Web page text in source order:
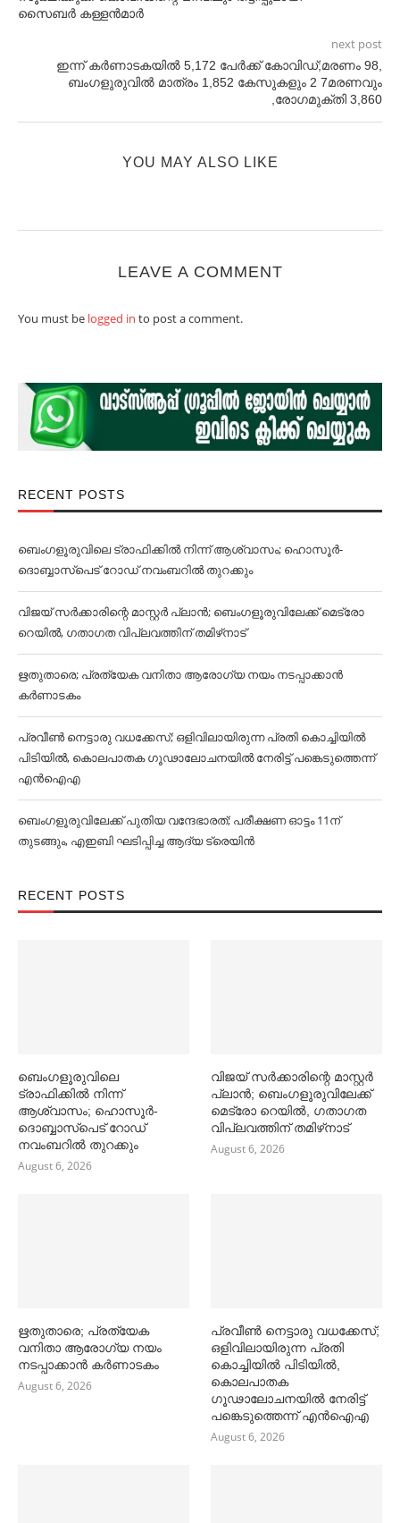
സൈബര്‍ കള്ളന്‍മാര്‍
next post
ഇന്ന് കർണാടകയിൽ 5,172 പേർക്ക് കോവിഡ്;മരണം 98,
ബംഗളുരുവിൽ മാത്രം 1,852 കേസുകളും 2 7മരണവും
,രോഗമുക്തി 3,860
YOU MAY ALSO LIKE
LEAVE A COMMENT
You must be logged in to post a comment.
RECENT POSTS
ബെംഗളൂരുവിലെ ട്രാഫിക്കില്‍ നിന്ന് ആശ്വാസം; ഹൊസൂര്‍-
ദൊബ്ബാസ്പെട് റോഡ് നവംബറില്‍ തുറക്കും
വിജയ് സര്‍ക്കാരിന്റെ മാസ്റ്റര്‍ പ്ലാന്‍; ബെംഗളൂരുവിലേക്ക് മെട്രോ
റെയില്‍, ഗതാഗത വിപ്ലവത്തിന് തമിഴ്‌നാട്
ഋതുതാരെ; പ്രത്യേക വനിതാ ആരോഗ്യ നയം നടപ്പാക്കാൻ
കര്‍ണാടകം
പ്രവീൺ നെട്ടാരു വധക്കേസ്; ഒളിവിലായിരുന്ന പ്രതി കൊച്ചിയിൽ
പിടിയിൽ, കൊലപാതക ഗൂഢാലോചനയിൽ നേരിട്ട് പങ്കെടുത്തെന്ന്
എൻഐഎ
ബെംഗളൂരുവിലേക്ക് പുതിയ വന്ദേഭാരത്; പരീക്ഷണ ഓട്ടം 11ന്
തുടങ്ങും, എഇബി ഘടിപ്പിച്ച ആദ്യ ട്രെയിന്‍
RECENT POSTS
ബെംഗളൂരുവിലെ
ട്രാഫിക്കില്‍ നിന്ന്
ആശ്വാസം; ഹൊസൂര്‍-
ദൊബ്ബാസ്പെട് റോഡ്
നവംബറില്‍ തുറക്കും
August 6, 2026
വിജയ് സര്‍ക്കാരിന്റെ മാസ്റ്റര്‍
പ്ലാന്‍; ബെംഗളൂരുവിലേക്ക്
മെട്രോ റെയില്‍, ഗതാഗത
വിപ്ലവത്തിന് തമിഴ്‌നാട്
August 6, 2026
ഋതുതാരെ; പ്രത്യേക
വനിതാ ആരോഗ്യ നയം
നടപ്പാക്കാൻ കര്‍ണാടകം
August 6, 2026
പ്രവീൺ നെട്ടാരു വധക്കേസ്;
ഒളിവിലായിരുന്ന പ്രതി
കൊച്ചിയിൽ പിടിയിൽ,
കൊലപാതക
ഗൂഢാലോചനയിൽ നേരിട്ട്
പങ്കെടുത്തെന്ന് എൻഐഎ
August 6, 2026